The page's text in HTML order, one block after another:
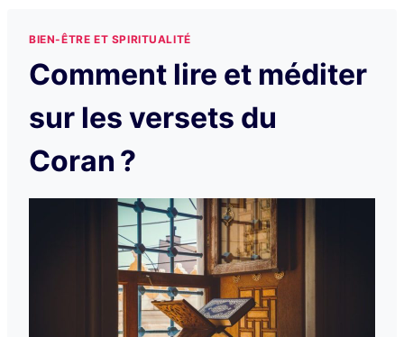
BIEN-ÊTRE ET SPIRITUALITÉ
Comment lire et méditer
sur les versets du
Coran ?